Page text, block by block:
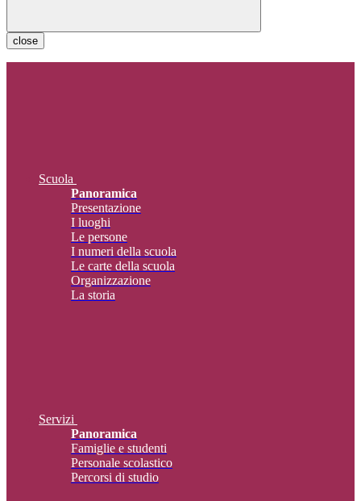
close
Scuola
Panoramica
Presentazione
I luoghi
Le persone
I numeri della scuola
Le carte della scuola
Organizzazione
La storia
Servizi
Panoramica
Famiglie e studenti
Personale scolastico
Percorsi di studio